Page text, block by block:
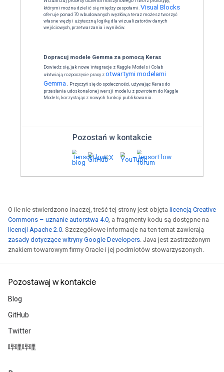
Dołącz do konkursu dla
Stwórz aplikację prezentującą moc
inteligencji, aby mieć szansę na
DeLoreana z 1981 roku i części nagród
Zobacz konkurs
Duże modele językowe z
Dowiedz się, jak korzystać z
przepływów pracy LLM w
O ile nie stwierdzono inaczej, treść tej strony jest objęta licencją Creative
Commons – uznanie autorstwa 4.0, a fragmenty kodu są dostępne na
licencji Apache 2.0. Szczegółowe informacje na ten temat zawierają
zasady dotyczące witryny Google Developers. Java jest zastrzeżonym
znakiem towarowym firmy Oracle i jej podmiotów stowarzyszonych.
Pozostawaj w kontakcie
Blog
GitHub
Twitter
哔哩哔哩